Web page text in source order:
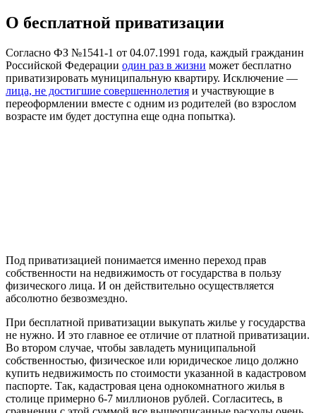
О бесплатной приватизации
Согласно ФЗ №1541-1 от 04.07.1991 года, каждый гражданин
Российской Федерации один раз в жизни может бесплатно
приватизировать муниципальную квартиру. Исключение —
лица, не достигшие совершеннолетия и участвующие в
переоформлении вместе с одним из родителей (во взрослом
возрасте им будет доступна еще одна попытка).
Под приватизацией понимается именно переход прав
собственности на недвижимость от государства в пользу
физического лица. И он действительно осуществляется
абсолютно безвозмездно.
При бесплатной приватизации выкупать жилье у государства
не нужно. И это главное ее отличие от платной приватизации.
Во втором случае, чтобы завладеть муниципальной
собственностью, физическое или юридическое лицо должно
купить недвижимость по стоимости указанной в кадастровом
паспорте. Так, кадастровая цена однокомнатного жилья в
столице примерно 6-7 миллионов рублей. Согласитесь, в